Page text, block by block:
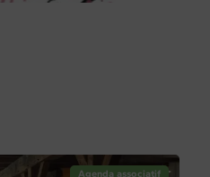
Agenda associatif